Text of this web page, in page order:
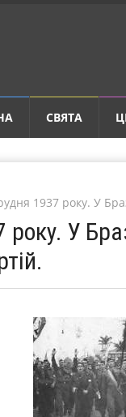
СВЯТА
1937 року. У
У